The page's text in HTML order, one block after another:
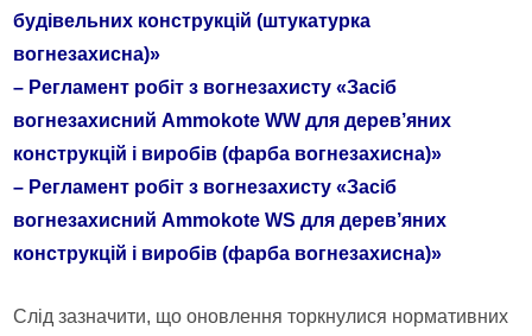
будівельних конструкцій (штукатурка
вогнезахисна)»
– Регламент робіт з вогнезахисту «Засіб
вогнезахисний Ammokote WW для дерев’яних
конструкцій і виробів (фарба вогнезахисна)»
– Регламент робіт з вогнезахисту «Засіб
вогнезахисний Ammokote WS для дерев’яних
конструкцій і виробів (фарба вогнезахисна)»
Слід зазначити, що оновлення торкнулися нормативних